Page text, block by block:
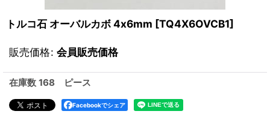
トルコ石 オーバルカボ 4x6mm [TQ4X6OVCB1]
販売価格: 会員販売価格
在庫数 168 ピース
Facebookでシェア